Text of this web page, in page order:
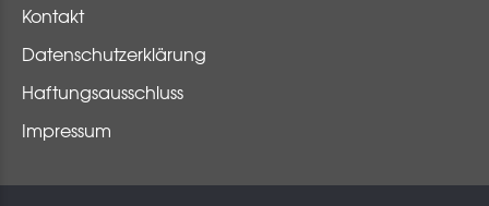
Kontakt
Datenschutzerklärung
Haftungsausschluss
Impressum